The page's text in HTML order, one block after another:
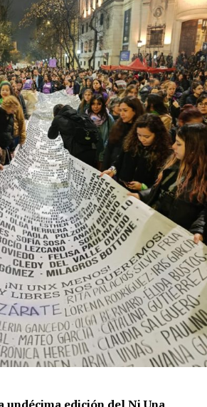
Según el informe anual del
de Crímenes de Odio LGBT+, fue
la creación de este organismo,
más del 60% respecto de 2024,
140 casos. Se trata, dice el
aumento “abrupto, excepcional y
a la progresión observada en
hacia el colectivo LGBT+ se
de desmantelamiento de
de organismos de
de la agenda legislativa en
y consolidación de discursos
a la diversidad.
titular del Instituto contra la
Ciudad de Buenos Aires e
Argentina LGBT+
aumento de estos crímenes en
de los discursos de odio
nacional. “Tanto el
discriminatoria hacia la comunidad